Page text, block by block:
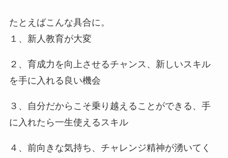
たとえばこんな具合に。
１、新人教育が大変
２、育成力を向上させるチャンス、新しいスキル
を手に入れる良い機会
３、自分だからこそ乗り越えることができる、手
に入れたら一生使えるスキル
４、前向きな気持ち、チャレンジ精神が湧いてく